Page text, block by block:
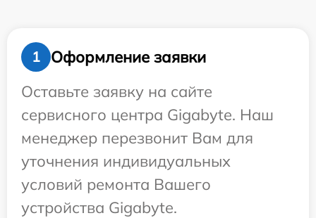
1
Оформление заявки
Оставьте заявку на сайте
сервисного центра Gigabyte. Наш
менеджер перезвонит Вам для
уточнения индивидуальных
условий ремонта Вашего
устройства Gigabyte.